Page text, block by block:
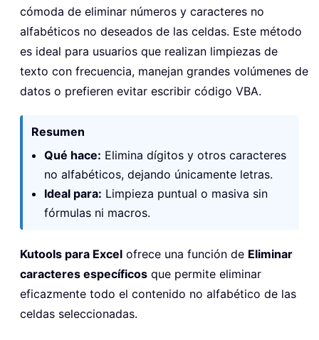
cómoda de eliminar números y caracteres no
alfabéticos no deseados de las celdas. Este método
es ideal para usuarios que realizan limpiezas de
texto con frecuencia, manejan grandes volúmenes de
datos o prefieren evitar escribir código VBA.
Resumen
Qué hace: Elimina dígitos y otros caracteres
no alfabéticos, dejando únicamente letras.
Ideal para: Limpieza puntual o masiva sin
fórmulas ni macros.
Kutools para Excel ofrece una función de Eliminar
caracteres específicos que permite eliminar
eficazmente todo el contenido no alfabético de las
celdas seleccionadas.